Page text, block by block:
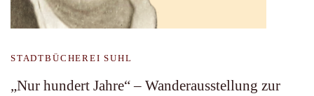
STADTBÜCHEREI SUHL
„Nur hundert Jahre“ – Wanderausstellung zur